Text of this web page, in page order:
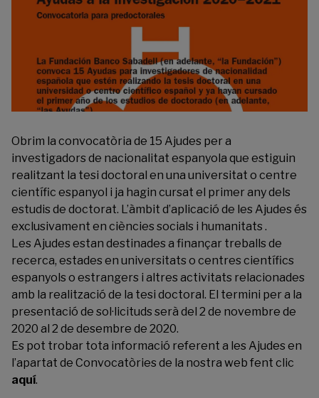
Obrim la convocatòria de 15 Ajudes per a
investigadors de nacionalitat espanyola que estiguin
realitzant la tesi doctoral en una universitat o centre
científic espanyol i ja hagin cursat el primer any dels
estudis de doctorat. L’àmbit d’aplicació de les Ajudes és
exclusivament en ciències socials i humanitats .
Les Ajudes estan destinades a finançar treballs de
recerca, estades en universitats o centres científics
espanyols o estrangers i altres activitats relacionades
amb la realització de la tesi doctoral. El termini per a la
presentació de sol·licituds serà del 2 de novembre de
2020 al 2 de desembre de 2020.
Es pot trobar tota informació referent a les Ajudes en
l’apartat de Convocatòries de la nostra web fent clic
aquí.